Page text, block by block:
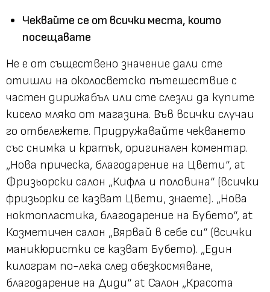
Чеквайте се от всички места, които
посещавате
Не е от съществено значение дали сте
отишли на околосветско пътешествие с
частен дирижабъл или сте слезли да купите
кисело мляко от магазина. Във всички случаи
го отбележете. Придружавайте чекването
със снимка и кратък, оригинален коментар.
„Нова прическа, благодарение на Цвети“, at
Фризьорски салон „Кифла и половина“ (всички
фризьорки се казват Цвети, знаете). „Нова
ноктопластика, благодарение на Бубето“, at
Козметичен салон „Вярвай в себе си“ (всички
маникюристки се казват Бубето). „Един
килограм по-лека след обезкосмяване,
благодарение на Диди“ at Салон „Красота